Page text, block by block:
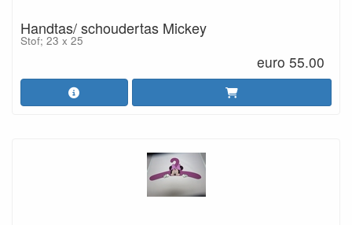
Handtas/ schoudertas Mickey
Stof; 23 x 25
euro 55.00